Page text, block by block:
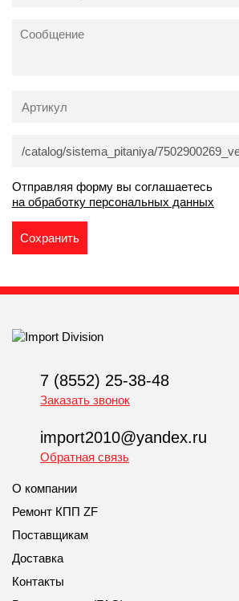
Отправляя форму вы соглашаетесь
на обработку персональных данных
7 (8552) 25-38-48
Заказать звонок
import2010@yandex.ru
Обратная связь
О компании
Ремонт КПП ZF
Поставщикам
Доставка
Контакты